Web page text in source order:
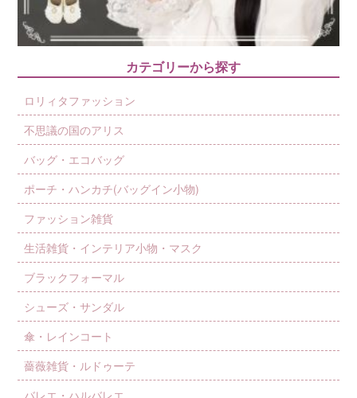
カテゴリーから探す
ロリィタファッション
不思議の国のアリス
バッグ・エコバッグ
ポーチ・ハンカチ(バッグイン小物)
ファッション雑貨
生活雑貨・インテリア小物・マスク
ブラックフォーマル
シューズ・サンダル
傘・レインコート
薔薇雑貨・ルドゥーテ